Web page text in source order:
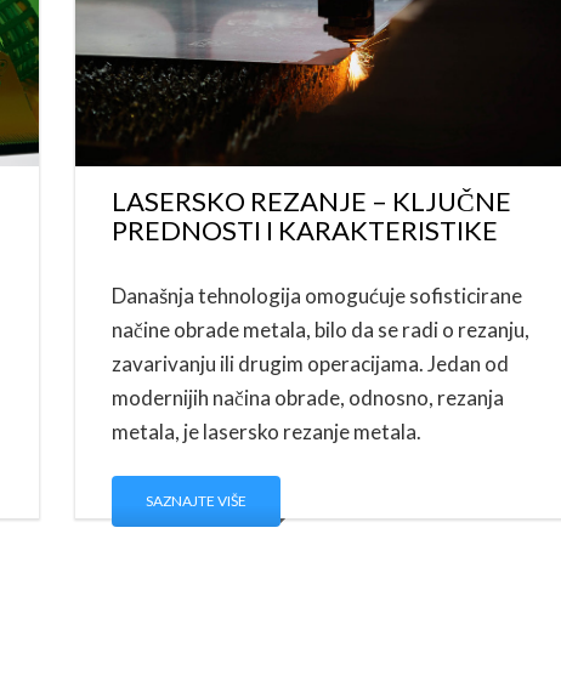
LASERSKO REZANJE – KLJUČNE
PREDNOSTI I KARAKTERISTIKE
Današnja tehnologija omogućuje sofisticirane
načine obrade metala, bilo da se radi o rezanju,
zavarivanju ili drugim operacijama. Jedan od
modernijih načina obrade, odnosno, rezanja
metala, je lasersko rezanje metala.
SAZNAJTE VIŠE